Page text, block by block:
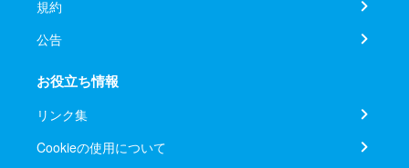
規約
公告
お役立ち情報
リンク集
Cookieの使用について